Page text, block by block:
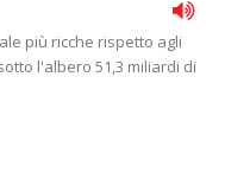
più ricche rispetto agli
l'albero 51,3 miliardi di